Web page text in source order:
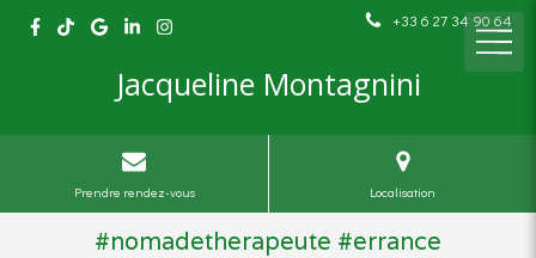
+33 6 27 34 90 64
Jacqueline Montagnini
Prendre rendez-vous Localisation
#nomadetherapeute #errance